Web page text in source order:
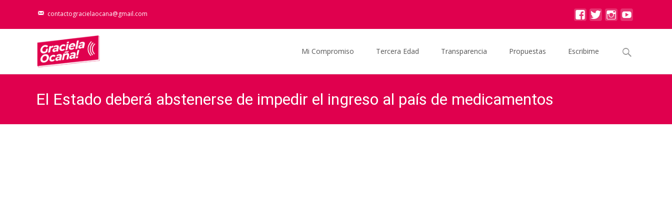
contactogracielaocana@gmail.com
Mi Compromiso
Tercera Edad Transparencia Propuestas Escribime
Buscar
El Estado deberá abstenerse de impedir el ingreso al país de medicamentos